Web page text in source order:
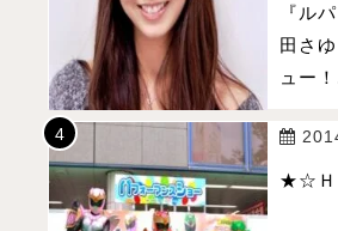
『ル
田さ
ュー
★☆Ｈ